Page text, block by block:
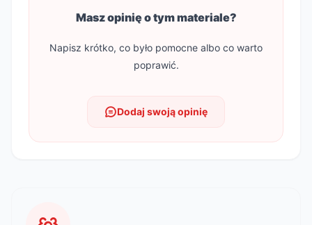
Masz opinię o tym materiale?
Napisz krótko, co było pomocne albo co warto
poprawić.
Dodaj swoją opinię